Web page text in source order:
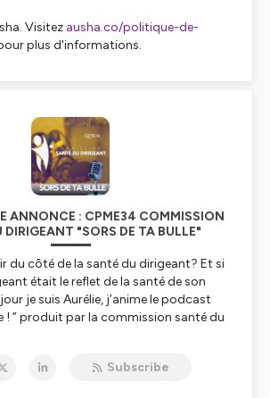
Visitez ausha.co/politique-de-
plus d'informations.
ANNONCE : CPME34 COMMISSION
DIRIGEANT "SORS DE TA BULLE"
du côté de la santé du dirigeant? Et si
était le reflet de la santé de son
je suis Aurélie, j’anime le podcast
! ” produit par la commission santé du
Subscribe